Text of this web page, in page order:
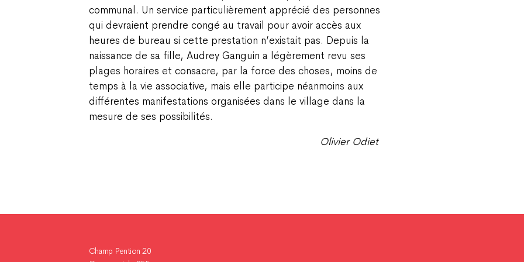
communal. Un service particulièrement apprécié des personnes
qui devraient prendre congé au travail pour avoir accès aux
heures de bureau si cette prestation n’existait pas. Depuis la
naissance de sa fille, Audrey Ganguin a légèrement revu ses
plages horaires et consacre, par la force des choses, moins de
temps à la vie associative, mais elle participe néanmoins aux
différentes manifestations organisées dans le village dans la
mesure de ses possibilités.
Olivier Odiet
Champ Pention 20